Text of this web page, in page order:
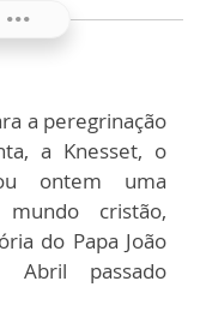
a peregrinação
a Knesset, o
ontem uma
cristão,
do Papa João
passado